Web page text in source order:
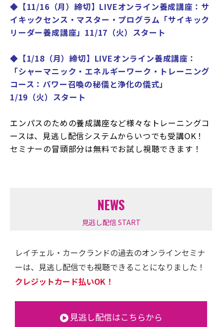
◆【11/16（月）締切】LIVEオンライン養成講座：サ
イキックセンス・マスター・プログラム「サイキック
リーダー養成講座」11/17（火）スタート
◆【1/18（月）締切】LIVEオンライン養成講座：
「シャーマニック・エネルギーワーク・トレーニング
コース：パワー召喚の秘儀と浄化の儀式」
1/19（火）スタート
エンパスのための養成講座など様々なトレーニングコ
ースは、見逃し配信システムからいつでも受講OK！
セミナーの冒頭部分は無料でお試し視聴できます！
NEWS
見逃し配信 START
レイチェル・カークランドの過去のオンラインセミナ
ーは、見逃し配信でも視聴できることになりました！
クレジットカード払いOK！
見逃し配信はこちらから